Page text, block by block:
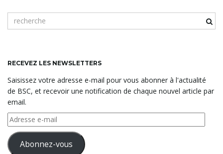
g
t
o
l
d
e
r
e
c
h
e
RECEVEZ LES NEWSLETTERS
Saisissez votre adresse e-mail pour vous abonner à l'actualité
de BSC, et recevoir une notification de chaque nouvel article par
email.
Adresse
e-
mailAbonnez-vous